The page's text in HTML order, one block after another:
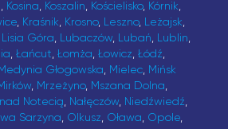
, Kosina, Koszalin, Kościelisko, Kórnik,
, Kraśnik, Krosno, Leszno, Leżajsk,
Lisia Góra, Lubaczów, Lubań, Lublin,
, Łańcut, Łomża, Łowicz, Łódź,
Głogowska, Mielec, Mińsk
, Mrzeżyno, Mszana Dolna,
nad Notecią, Nałęczów, Niedźwiedź,
Sarzyna, Olkusz, Oława, Opole,